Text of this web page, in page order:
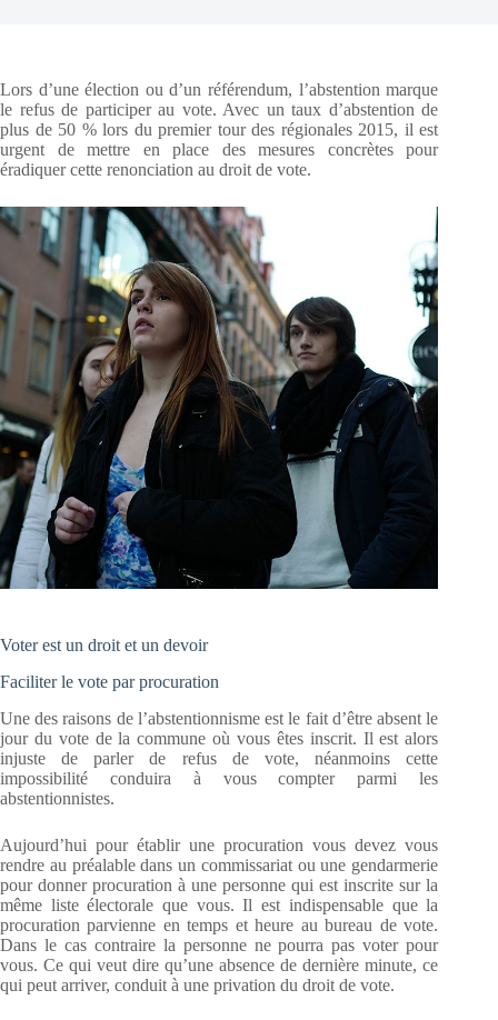
Lors d’une élection ou d’un référendum, l’abstention marque
le refus de participer au vote. Avec un taux d’abstention de
plus de 50 % lors du premier tour des régionales 2015, il est
urgent de mettre en place des mesures concrètes pour
éradiquer cette renonciation au droit de vote.
Voter est un droit et un devoir
Faciliter le vote par procuration
Une des raisons de l’abstentionnisme est le fait d’être absent le
jour du vote de la commune où vous êtes inscrit. Il est alors
injuste de parler de refus de vote, néanmoins cette
impossibilité conduira à vous compter parmi les
abstentionnistes.
Aujourd’hui pour établir une procuration vous devez vous
rendre au préalable dans un commissariat ou une gendarmerie
pour donner procuration à une personne qui est inscrite sur la
même liste électorale que vous. Il est indispensable que la
procuration parvienne en temps et heure au bureau de vote.
Dans le cas contraire la personne ne pourra pas voter pour
vous. Ce qui veut dire qu’une absence de dernière minute, ce
qui peut arriver, conduit à une privation du droit de vote.